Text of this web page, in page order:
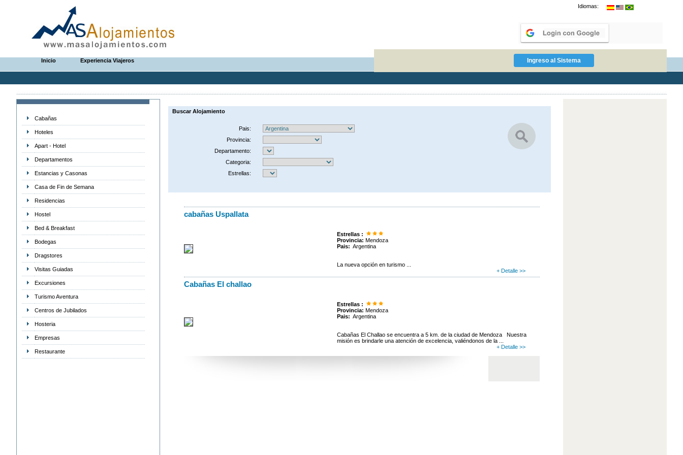
Idiomas:
Inicio Experiencia Viajeros
Cabañas
Hoteles
Apart - Hotel
Departamentos
Estancias y Casonas
Casa de Fin de Semana
Residencias
Hostel
Bed & Breakfast
Bodegas
Dragstores
Visitas Guiadas
Excursiones
Turismo Aventura
Centros de Jubilados
Hosteria
Empresas
Restaurante
Buscar Alojamiento
Pais:
Provincia:
Departamento:
Categoria:
Estrellas:
cabañas Uspallata
Estrellas :
Provincia: Mendoza
Pais: Argentina
La nueva opción en turismo ...
+ Detalle >>
Cabañas El challao
Estrellas :
Provincia: Mendoza
Pais: Argentina
Cabañas El Challao se encuentra a 5 km. de la ciudad de Mendoza Nuestra
misión es brindarle una atención de excelencia, valiéndonos de la ...
+ Detalle >>